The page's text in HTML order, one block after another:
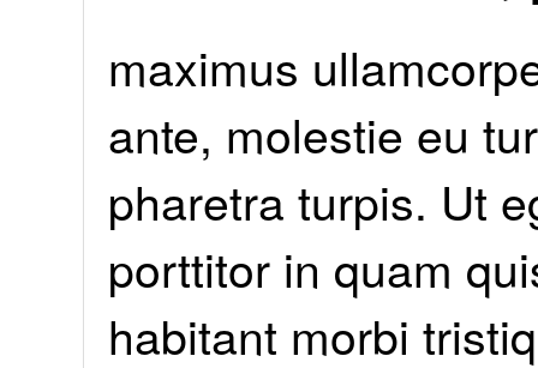
maximus
ante, molestie eu
pharetra turpis. Ut
porttitor in quam
habitant morbi